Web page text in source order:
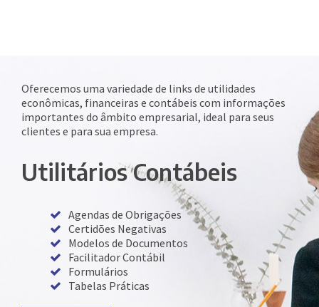
Oferecemos uma variedade de links de utilidades
econômicas, financeiras e contábeis com informações
importantes do âmbito empresarial, ideal para seus
clientes e para sua empresa.
Utilitários Contábeis
Agendas de Obrigações
Certidões Negativas
Modelos de Documentos
Facilitador Contábil
Formulários
Tabelas Práticas